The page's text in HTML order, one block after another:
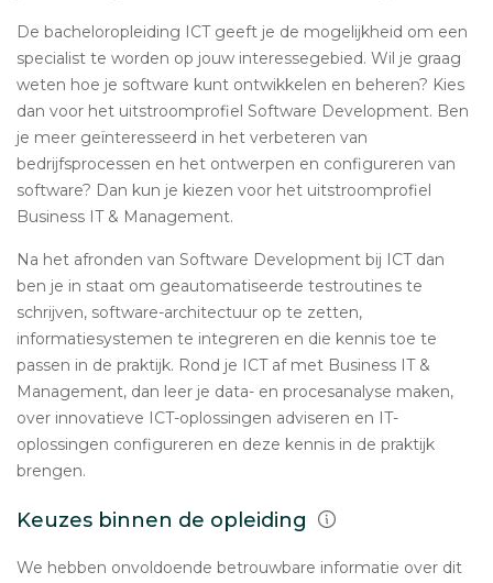
De bacheloropleiding ICT geeft je de mogelijkheid om een
specialist te worden op jouw interessegebied. Wil je graag
weten hoe je software kunt ontwikkelen en beheren? Kies
dan voor het uitstroomprofiel Software Development. Ben
je meer geïnteresseerd in het verbeteren van
bedrijfsprocessen en het ontwerpen en configureren van
software? Dan kun je kiezen voor het uitstroomprofiel
Business IT & Management.
Na het afronden van Software Development bij ICT dan
ben je in staat om geautomatiseerde testroutines te
schrijven, software-architectuur op te zetten,
informatiesystemen te integreren en die kennis toe te
passen in de praktijk. Rond je ICT af met Business IT &
Management, dan leer je data- en procesanalyse maken,
over innovatieve ICT-oplossingen adviseren en IT-
oplossingen configureren en deze kennis in de praktijk
brengen.
Keuzes binnen de opleiding
We hebben onvoldoende betrouwbare informatie over dit